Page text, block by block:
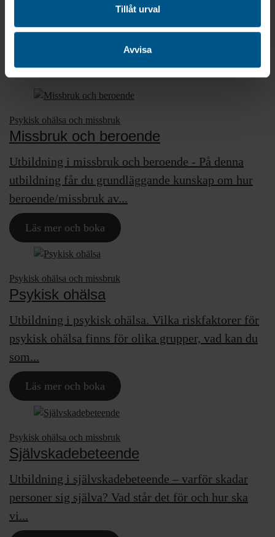
Tillåt urval
Avvisa
Liknande utbildningar
Psykisk ohälsa och missbruk
Missbruk och beroende
Utbildning i missbruk och beroende - På denna
utbildning får du grundläggande kunskap om hur
beroende/missbruk av...
Läs mer och boka
Psykisk ohälsa och missbruk
Psykisk ohälsa
Utbildning i psykisk ohälsa. Vilka riskfaktorer för
psykisk ohälsa finns för olika grupper, vad kan du
som...
Läs mer och boka
Psykisk ohälsa och missbruk
Självskadebeteende
Utbildning i självskadebeteende – varför skadar
personer sig själva? Vad står det för och hur ska
vi...